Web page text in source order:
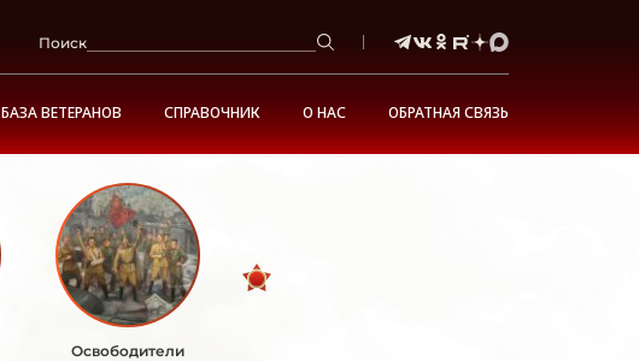
Поиск
БАЗА ВЕТЕРАНОВ СПРАВОЧНИК О НАС ОБРАТНАЯ СВЯЗЬ
Освободители